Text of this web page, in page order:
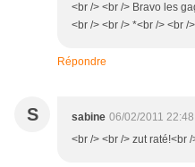
<br /> <br /> Bravo les
<br /> <br /> *<br /> <br /
Répondre
S sabine 06/02/2011 22:48
<br /> <br /> zut raté!<br